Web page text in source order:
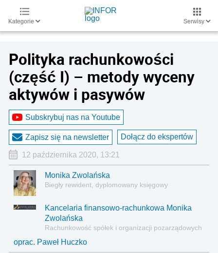
Kategorie Serwisy
Polityka rachunkowości
(część I) – metody wyceny
aktywów i pasywów
Subskrybuj nas na Youtube
Zapisz się na newsletter Dołącz do ekspertów
12 października 2020, 13:21
Monika Zwolańska
Biegły rewident, dyplomowany księgowy
Kancelaria finansowo-rachunkowa Monika
Zwolańska
Rachunkowość spółek i organizacji pozarządowych
oprac. Paweł Huczko